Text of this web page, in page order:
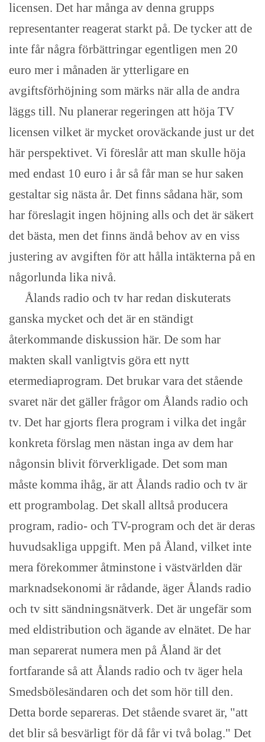
licensen. Det har många av denna grupps
representanter reagerat starkt på. De tycker att de
inte får några förbättringar egentligen men 20
euro mer i månaden är ytterligare en
avgiftsförhöjning som märks när alla de andra
läggs till. Nu planerar regeringen att höja TV
licensen vilket är mycket oroväckande just ur det
här perspektivet. Vi föreslår att man skulle höja
med endast 10 euro i år så får man se hur saken
gestaltar sig nästa år. Det finns sådana här, som
har föreslagit ingen höjning alls och det är säkert
det bästa, men det finns ändå behov av en viss
justering av avgiften för att hålla intäkterna på en
någorlunda lika nivå.
Ålands radio och tv har redan diskuterats
ganska mycket och det är en ständigt
återkommande diskussion här. De som har
makten skall vanligtvis göra ett nytt
etermediaprogram. Det brukar vara det stående
svaret när det gäller frågor om Ålands radio och
tv. Det har gjorts flera program i vilka det ingår
konkreta förslag men nästan inga av dem har
någonsin blivit förverkligade. Det som man
måste komma ihåg, är att Ålands radio och tv är
ett programbolag. Det skall alltså producera
program, radio- och TV-program och det är deras
huvudsakliga uppgift. Men på Åland, vilket inte
mera förekommer åtminstone i västvärlden där
marknadsekonomi är rådande, äger Ålands radio
och tv sitt sändningsnätverk. Det är ungefär som
med eldistribution och ägande av elnätet. De har
man separerat numera men på Åland är det
fortfarande så att Ålands radio och tv äger hela
Smedsbölesändaren och det som hör till den.
Detta borde separeras. Det stående svaret är, "att
det blir så besvärligt för då får vi två bolag." Det